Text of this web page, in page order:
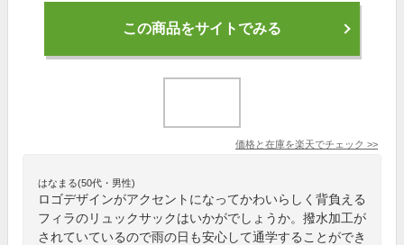
この商品をサイトでみる
価格と在庫を楽天でチェック >>
はなまる(50代・男性)
ロゴデザインがアクセントになってかわいらしく背負える
フィラのリュックサックはいかがでしょうか。撥水加工が
されていているので雨の日も安心して通学することができ